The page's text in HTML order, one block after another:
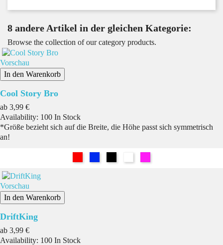
8 andere Artikel in der gleichen Kategorie:
Browse the collection of our category products.
Vorschau
In den Warenkorb
Cool Story Bro
ab Preis
3,99 €
Availability: 100 In Stock
*Größe bezieht sich auf die Breite, die Höhe passt sich symmetrisch
an!
Vorschau
In den Warenkorb
DriftKing
ab Preis
3,99 €
Availability: 100 In Stock